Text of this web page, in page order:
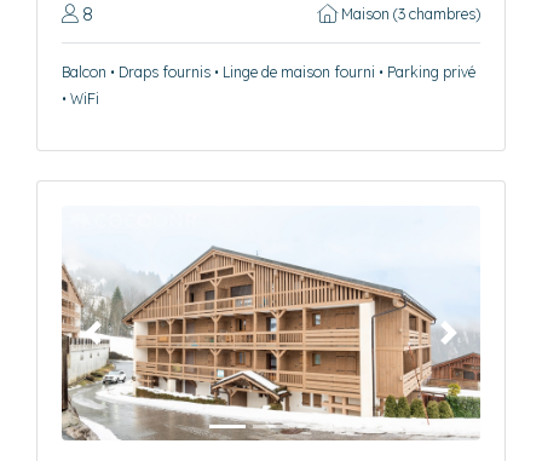
8 Maison (3 chambres)
Balcon • Draps fournis • Linge de maison fourni • Parking privé
• WiFi
Précédent Suivant